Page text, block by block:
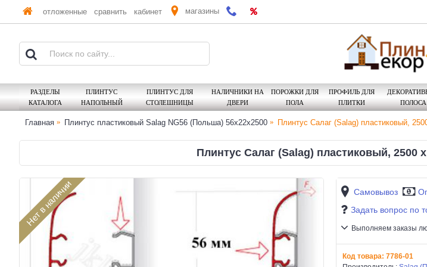
отложенные сравнить кабинет магазины
РАЗДЕЛЫ
КАТАЛОГА
ПЛИНТУС
НАПОЛЬНЫЙ
ПЛИНТУС ДЛЯ
СТОЛЕШНИЦЫ
НАЛИЧНИКИ НА
ДВЕРИ
ПОРОЖКИ ДЛЯ
ПОЛА
ПРОФИЛЬ ДЛЯ
ПЛИТКИ
ПОЛОСА
Главная Плинтус пластиковый Salag NG56 (Польша) 56х22x2500 Плинтус Салаг (Salag) пластиковый,
Плинтус Салаг (Salag) пластиковый, 2500
Нет в наличии Самовывоз
Задать вопрос по
Выполняем заказы
Код товара: 7786-01